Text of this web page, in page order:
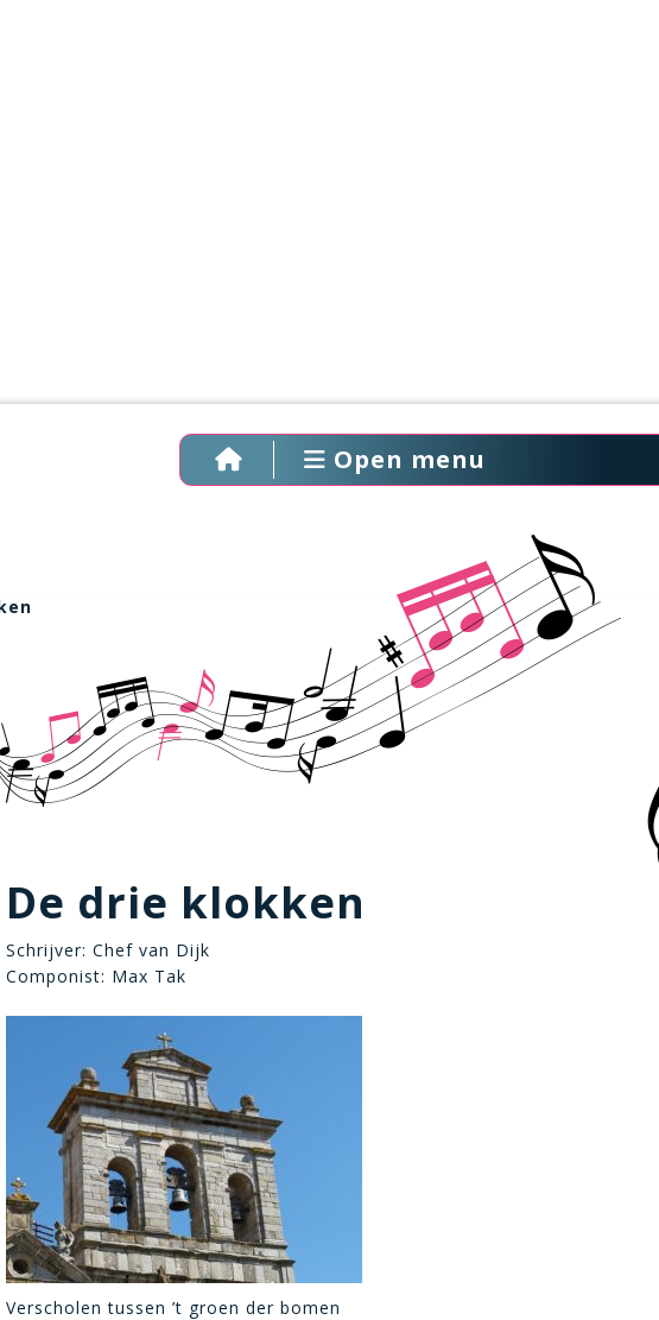
Open menu
De drie klokken
Schrijver: Chef van Dijk
Componist: Max Tak
Verscholen tussen ’t groen der bomen